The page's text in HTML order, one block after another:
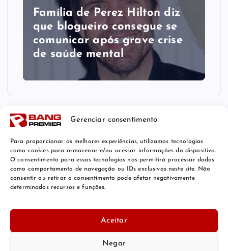
Gerenciar consentimento
Para proporcionar as melhores experiências, utilizamos tecnologias
como cookies para armazenar e/ou acessar informações do dispositivo.
O consentimento para essas tecnologias nos permitirá processar dados
como comportamento de navegação ou IDs exclusivos neste site. Não
consentir ou retirar o consentimento pode afetar negativamente
determinados recursos e funções.
Aceitar
Negar
Família de Perez Hilton diz
que blogueiro consegue se
comunicar após grave crise
de saúde mental